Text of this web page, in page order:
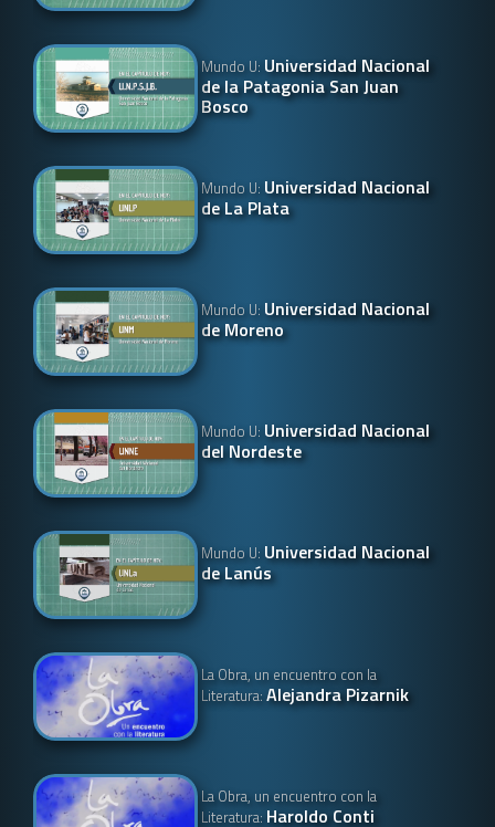
Mundo U: Universidad Nacional
de la Patagonia San Juan
Bosco
Mundo U: Universidad Nacional
de La Plata
Mundo U: Universidad Nacional
de Moreno
Mundo U: Universidad Nacional
del Nordeste
Mundo U: Universidad Nacional
de Lanús
La Obra, un encuentro con la
Literatura:Alejandra Pizarnik
La Obra, un encuentro con la
Literatura: Haroldo Conti